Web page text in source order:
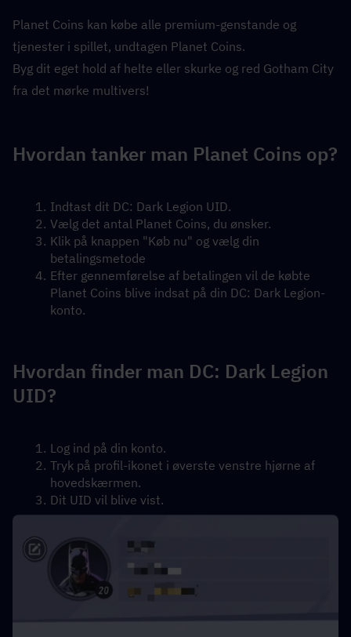
Planet Coins kan købe alle premium-genstande og
tjenester i spillet, undtagen Planet Coins.
Byg dit eget hold af helte eller skurke og red Gotham City
fra det mørke multivers!
Hvordan tanker man Planet Coins op?
Indtast dit DC: Dark Legion UID.
Vælg det antal Planet Coins, du ønsker.
Klik på knappen "Køb nu" og vælg din
betalingsmetode
Efter gennemførelse af betalingen vil de købte
Planet Coins blive indsat på din DC: Dark Legion-
konto.
Hvordan finder man DC: Dark Legion
UID?
Log ind på din konto.
Tryk på profil-ikonet i øverste venstre hjørne af
hovedskærmen.
Dit UID vil blive vist.